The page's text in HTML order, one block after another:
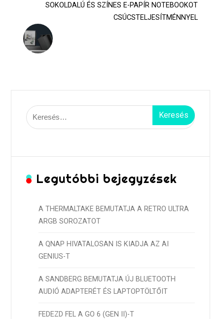
SOKOLDALÚ ÉS SZÍNES E-PAPÍR NOTEBOOKOT
CSÚCSTELJESÍTMÉNNYEL
Keresés:
Legutóbbi bejegyzések
A THERMALTAKE BEMUTATJA A RETRO ULTRA
ARGB SOROZATOT
A QNAP HIVATALOSAN IS KIADJA AZ AI
GENIUS-T
A SANDBERG BEMUTATJA ÚJ BLUETOOTH
AUDIÓ ADAPTERÉT ÉS LAPTOPTÖLTŐIT
FEDEZD FEL A GO 6 (GEN II)-T